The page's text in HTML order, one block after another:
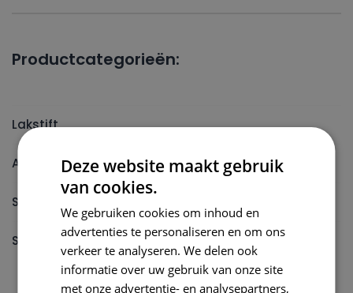
Productcategorieën:
Lakstift
Autolak reparatieset
Spuitbus
Spuitbus Autolak
Deze website maakt gebruik
van cookies.
We gebruiken cookies om inhoud en
advertenties te personaliseren en om ons
verkeer te analyseren. We delen ook
informatie over uw gebruik van onze site
met onze advertentie- en analysepartners,